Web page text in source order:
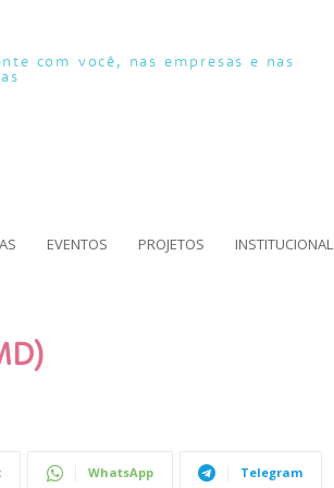
com você, nas empresas e nas
EVENTOS PROJETOS INSTITUCIONAL
WhatsApp Telegram